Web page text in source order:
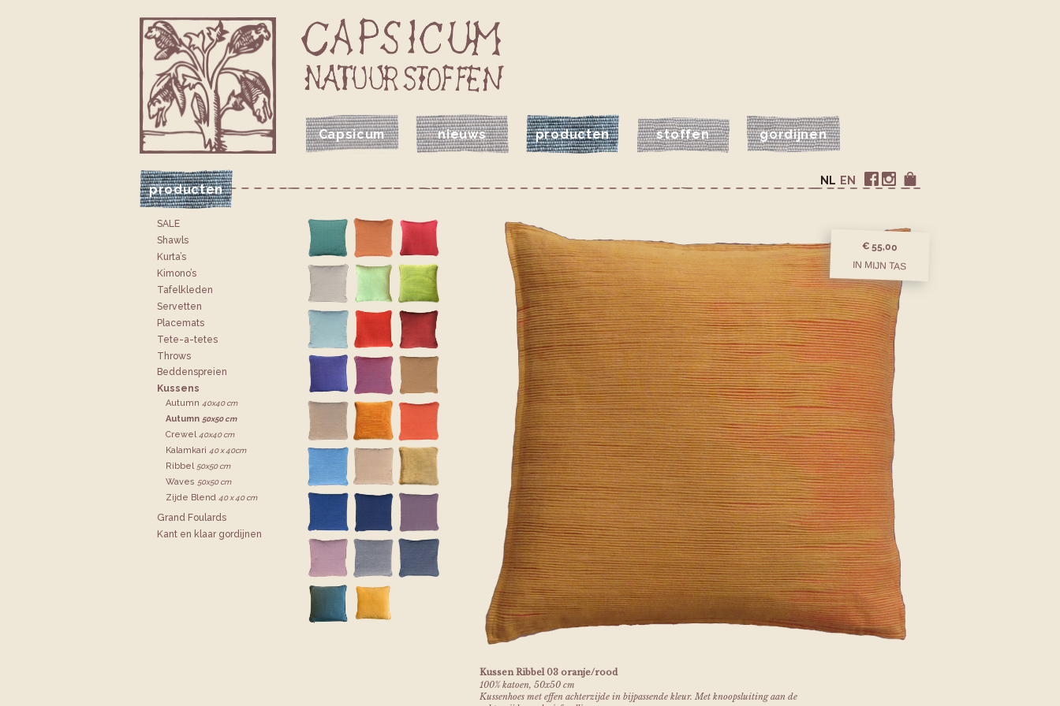
Capsicum nieuws producten stoffen gordijnen
producten
JE CAPSICUM WINKELTAS
VOLG CAPSICUM OP INSTAGRAM
VOLG CAPSICUM OP FACEBOOK EN
NL
SALE
Shawls
Kurta’s
Kimono’s
Tafelkleden
Servetten
Placemats
Tete-a-tetes
Throws
Bedden­spreien
Kussens
Autumn 40x40 cm
Autumn 50x50 cm
Crewel40x40 cm
Kalamkari 40 x 40cm
Ribbel 50x50 cm
Waves 50x50 cm
Zijde Blend 40 x 40 cm
Grand Foulards
Kant en klaar gordijnen
Kussen Ribbel 03 oranje/rood
100% katoen, 50x50 cm
Kussenhoes met effen achterzijde in bijpassende kleur. Met knoopsluiting aan de
€ 55,00
IN MIJN TAS